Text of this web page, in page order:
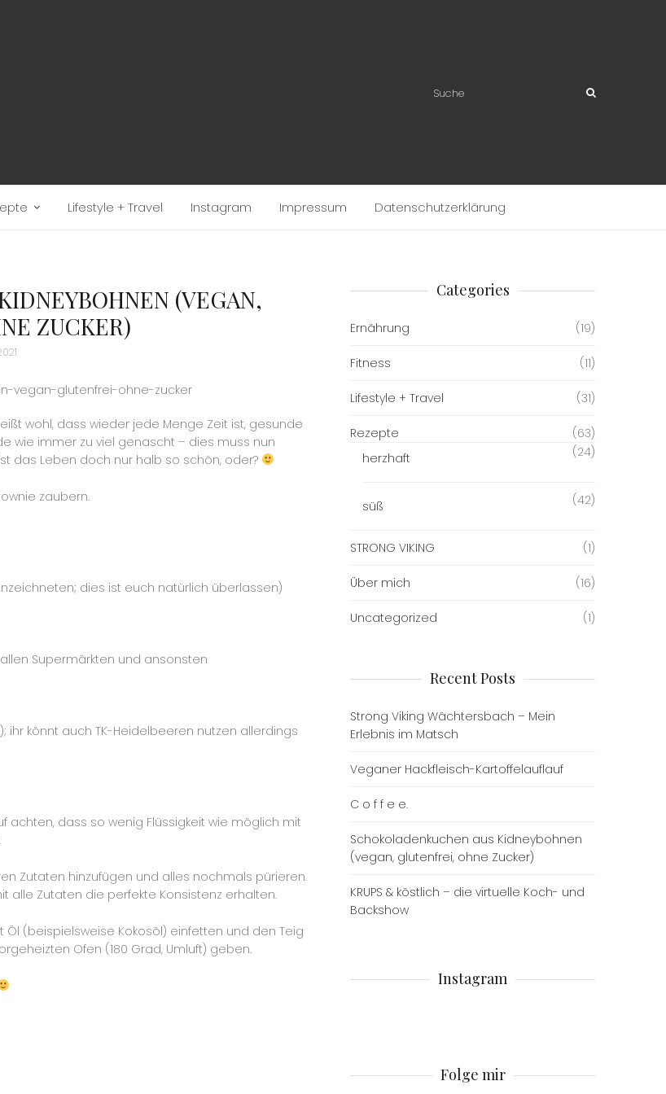
Lifestyle + Travel Instagram Impressum Datenschutzerklärung
(VEGAN,
ZUCKER)
wohl, dass wieder jede Menge Zeit ist, gesunde
wie immer zu viel genascht – dies muss nun
das Leben doch nur halb so schön, oder?
zaubern.
dies ist euch natürlich überlassen)
Supermärkten und ansonsten
könnt auch TK-Heidelbeeren nutzen allerdings
achten, dass so wenig Flüssigkeit wie möglich mit
Zutaten hinzufügen und alles nochmals pürieren.
alle Zutaten die perfekte Konsistenz erhalten.
(beispielsweise Kokosöl) einfetten und den Teig
Ofen (180 Grad, Umluft) geben.
Categories
Ernährung (19)
Fitness (11)
Lifestyle + Travel (31)
Rezepte
(63)
herzhaft
(24)
süß (42)
STRONG VIKING (1)
Über mich (16)
Uncategorized (1)
Recent Posts
Strong Viking Wächtersbach – Mein
Erlebnis im Matsch
Veganer Hackfleisch-Kartoffelauflauf
C o f f e e.
Schokoladenkuchen aus Kidneybohnen
(vegan, glutenfrei, ohne Zucker)
KRUPS & köstlich – die virtuelle Koch- und
Backshow
Instagram
Folge mir